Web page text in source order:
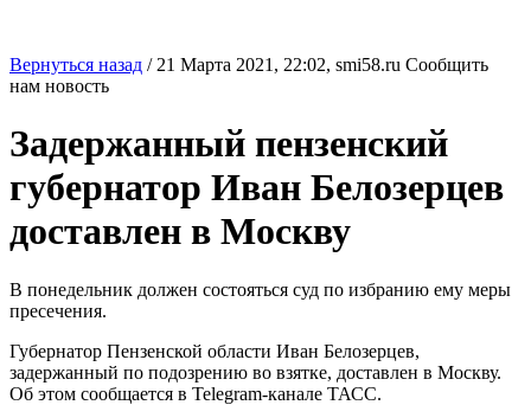
Вернуться назад / 21 Марта 2021, 22:02, smi58.ru Сообщить
нам новость
Задержанный пензенский
губернатор Иван Белозерцев
доставлен в Москву
В понедельник должен состояться суд по избранию ему меры
пресечения.
Губернатор Пензенской области Иван Белозерцев,
задержанный по подозрению во взятке, доставлен в Москву.
Об этом сообщается в Telegram-канале ТАСС.